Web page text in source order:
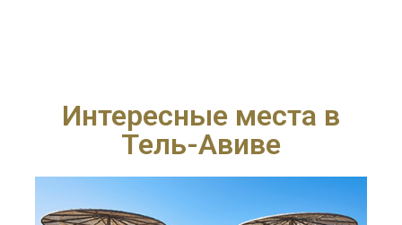
Интересные места в
Тель-Авиве